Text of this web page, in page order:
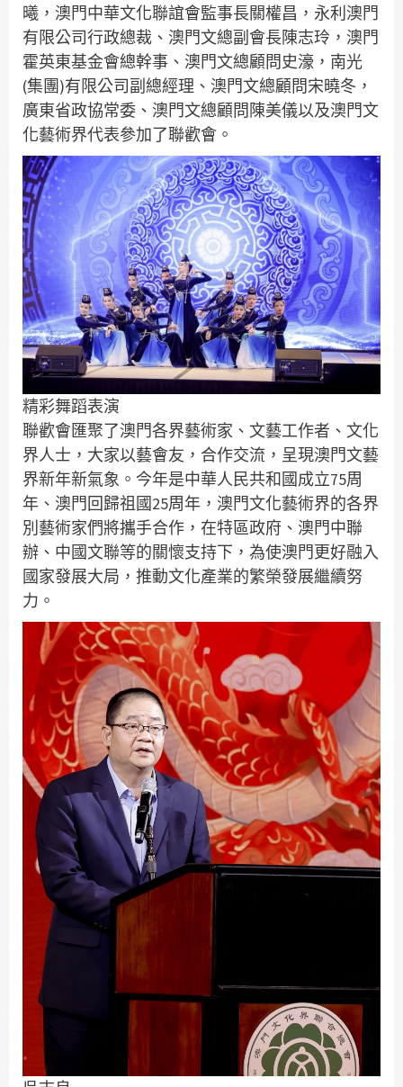
曦，澳門中華文化聯誼會監事長關權昌，永利澳門
有限公司行政總裁、澳門文總副會長陳志玲，澳門
霍英東基金會總幹事、澳門文總顧問史濠，南光
(集團)有限公司副總經理、澳門文總顧問宋曉冬，
廣東省政協常委、澳門文總顧問陳美儀以及澳門文
化藝術界代表參加了聯歡會。
精彩舞蹈表演
聯歡會匯聚了澳門各界藝術家、文藝工作者、文化
界人士，大家以藝會友，合作交流，呈現澳門文藝
界新年新氣象。今年是中華人民共和國成立75周
年、澳門回歸祖國25周年，澳門文化藝術界的各界
別藝術家們將攜手合作，在特區政府、澳門中聯
辦、中國文聯等的關懷支持下，為使澳門更好融入
國家發展大局，推動文化產業的繁榮發展繼續努
力。